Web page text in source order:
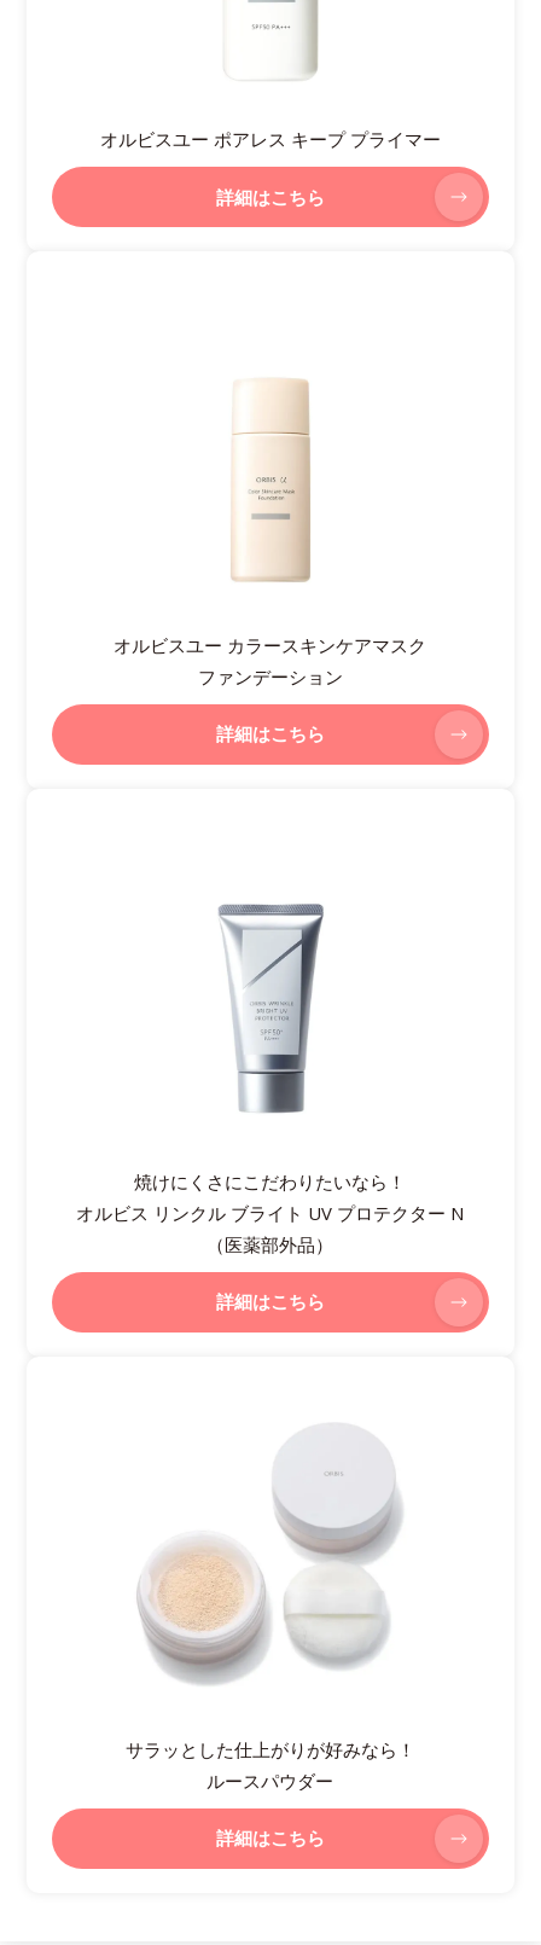
オルビスユー ポアレス キープ プライマー
詳細はこちら
オルビスユー カラースキンケアマスク
ファンデーション
詳細はこちら
焼けにくさにこだわりたいなら！
オルビス リンクル ブライト UV プロテクター N
（医薬部外品）
詳細はこちら
サラッとした仕上がりが好みなら！
ルースパウダー
詳細はこちら